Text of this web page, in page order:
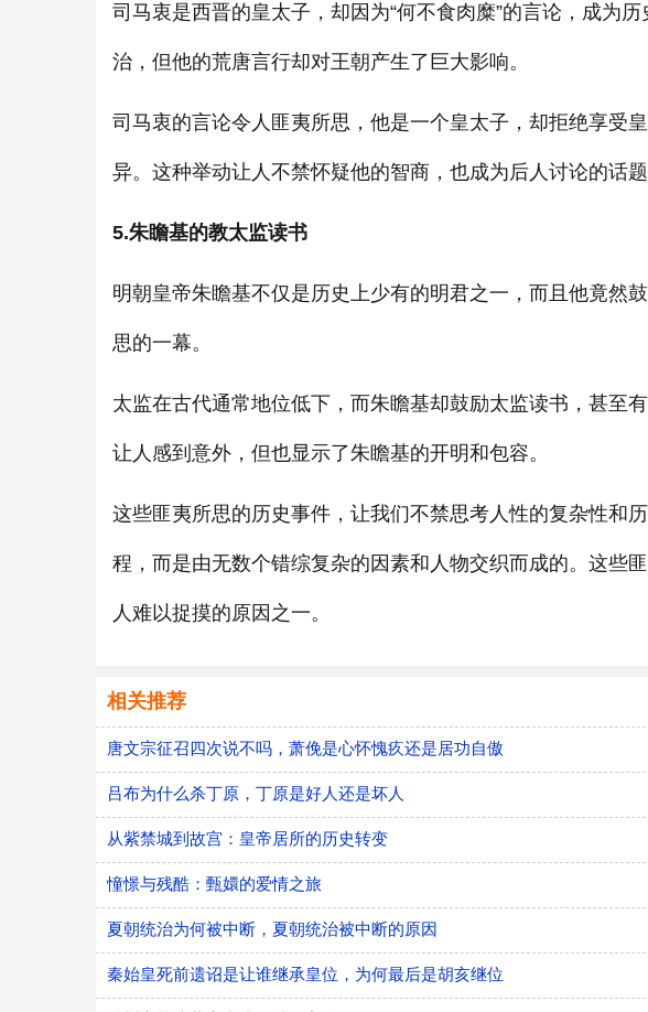
司马衷是西晋的皇太子，却因为“何不食肉糜”的言论，成为
治，但他的荒唐言行却对王朝产生了巨大影响。
司马衷的言论令人匪夷所思，他是一个皇太子，却拒绝享受
异。这种举动让人不禁怀疑他的智商，也成为后人讨论的话题
5.朱瞻基的教太监读书
明朝皇帝朱瞻基不仅是历史上少有的明君之一，而且他竟然
思的一幕。
太监在古代通常地位低下，而朱瞻基却鼓励太监读书，甚至
让人感到意外，但也显示了朱瞻基的开明和包容。
这些匪夷所思的历史事件，让我们不禁思考人性的复杂性和
程，而是由无数个错综复杂的因素和人物交织而成的。这些
人难以捉摸的原因之一。
相关推荐
唐文宗征召四次说不吗，萧俛是心怀愧疚还是居功自傲
吕布为什么杀丁原，丁原是好人还是坏人
从紫禁城到故宫：皇帝居所的历史转变
憧憬与残酷：甄嬛的爱情之旅
夏朝统治为何被中断，夏朝统治被中断的原因
秦始皇死前遗诏是让谁继承皇位，为何最后是胡亥继位